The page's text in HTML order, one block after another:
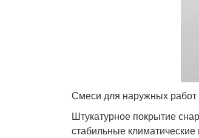
Смеси для наружных
Штукатурное покрытие
стабильные